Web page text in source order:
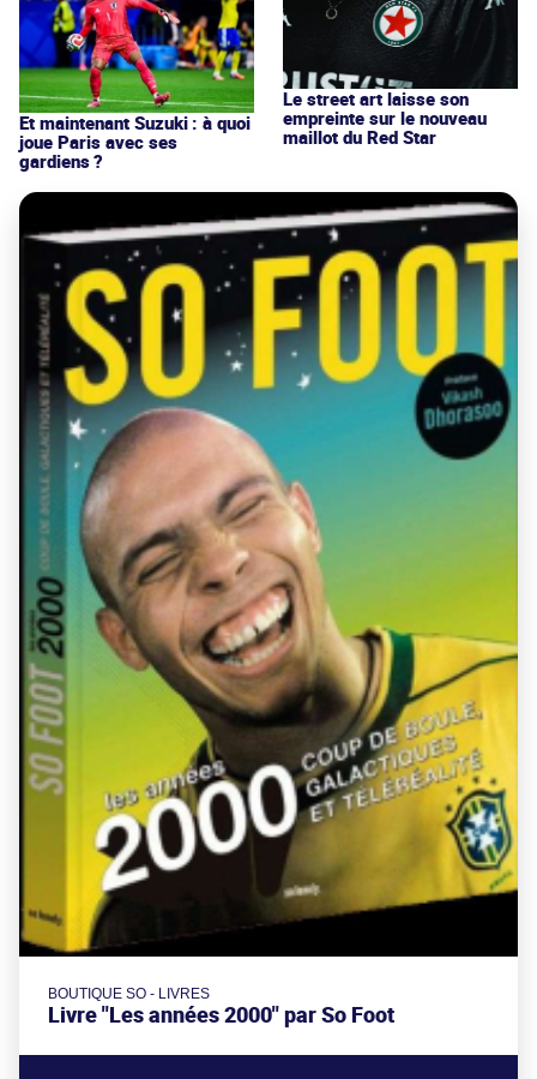
Et maintenant Suzuki : à quoi
joue Paris avec ses
gardiens ?
Le street art laisse son
empreinte sur le nouveau
maillot du Red Star
BOUTIQUE SO - LIVRES
Livre "Les années 2000" par So Foot